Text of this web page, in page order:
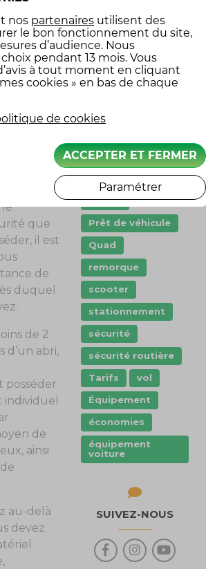
de
faire que
effet
à
de mer
pas
de
le
que
il est
de
duquel
de 2
d’un abri,
posséder
de
ainsi
au-delà
devez
jeune permis
klaxon
loisir moto
Moto
mécanique
permis moto
pneu crevé
points
Prêt de véhicule
Quad
remorque
scooter
stationnement
sécurité
sécurité routière
Tarifs
vol
Équipement
économies
équipement
voiture
SUIVEZ-NOUS
nos partenaires utilisent des
le bon fonctionnement du site,
d’audience. Nous
pendant 13 mois. Vous
à tout moment en cliquant
cookies » en bas de chaque
de cookies
ACCEPTER ET FERMER
Paramétrer